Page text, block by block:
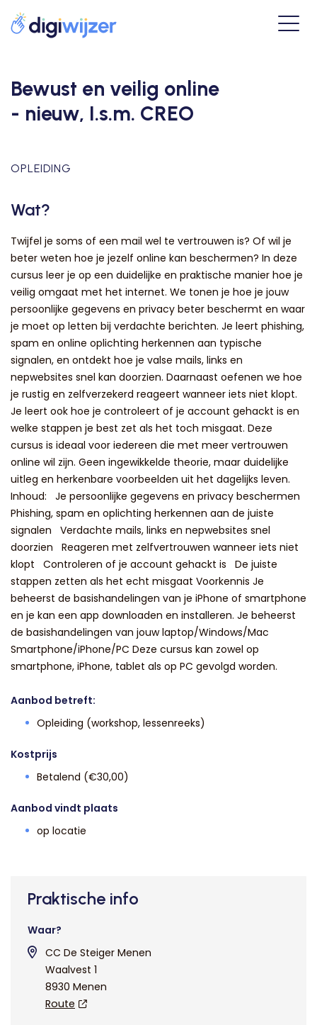
Bewust en veilig online
- nieuw, I.s.m. CREO
OPLEIDING
Wat?
Twijfel je soms of een mail wel te vertrouwen is? Of wil je
beter weten hoe je jezelf online kan beschermen? In deze
cursus leer je op een duidelijke en praktische manier hoe je
veilig omgaat met het internet. We tonen je hoe je jouw
persoonlijke gegevens en privacy beter beschermt en waar
je moet op letten bij verdachte berichten. Je leert phishing,
spam en online oplichting herkennen aan typische
signalen, en ontdekt hoe je valse mails, links en
nepwebsites snel kan doorzien. Daarnaast oefenen we hoe
je rustig en zelfverzekerd reageert wanneer iets niet klopt.
Je leert ook hoe je controleert of je account gehackt is en
welke stappen je best zet als het toch misgaat. Deze
cursus is ideaal voor iedereen die met meer vertrouwen
online wil zijn. Geen ingewikkelde theorie, maar duidelijke
uitleg en herkenbare voorbeelden uit het dagelijks leven.
Inhoud: Je persoonlijke gegevens en privacy beschermen
Phishing, spam en oplichting herkennen aan de juiste
signalen Verdachte mails, links en nepwebsites snel
doorzien Reageren met zelfvertrouwen wanneer iets niet
klopt Controleren of je account gehackt is De juiste
stappen zetten als het echt misgaat Voorkennis Je
beheerst de basishandelingen van je iPhone of smartphone
en je kan een app downloaden en installeren. Je beheerst
de basishandelingen van jouw laptop/Windows/Mac
Smartphone/iPhone/PC Deze cursus kan zowel op
smartphone, iPhone, tablet als op PC gevolgd worden.
Aanbod betreft:
Opleiding (workshop, lessenreeks)
Kostprijs
Betalend (€30,00)
Aanbod vindt plaats
op locatie
Praktische info
Waar?
CC De Steiger Menen
Waalvest 1
8930 Menen
Route